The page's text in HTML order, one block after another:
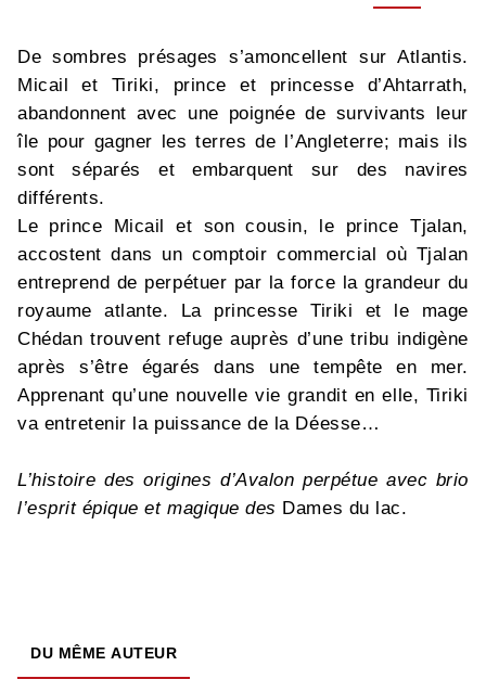
De sombres présages s’amoncellent sur Atlantis.
Micail et Tiriki, prince et princesse d’Ahtarrath,
abandonnent avec une poignée de survivants leur
île pour gagner les terres de l’Angleterre; mais ils
sont séparés et embarquent sur des navires
différents.
Le prince Micail et son cousin, le prince Tjalan,
accostent dans un comptoir commercial où Tjalan
entreprend de perpétuer par la force la grandeur du
royaume atlante. La princesse Tiriki et le mage
Chédan trouvent refuge auprès d’une tribu indigène
après s’être égarés dans une tempête en mer.
Apprenant qu’une nouvelle vie grandit en elle, Tiriki
va entretenir la puissance de la Déesse…
L’histoire des origines d’Avalon perpétue avec brio
l’esprit épique et magique des Dames du lac.
DU MÊME AUTEUR